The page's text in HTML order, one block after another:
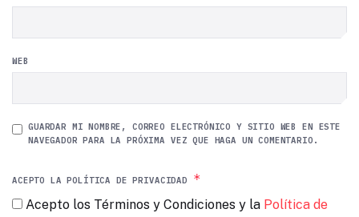
WEB
GUARDAR MI NOMBRE, CORREO ELECTRÓNICO Y SITIO WEB EN ESTE
NAVEGADOR PARA LA PRÓXIMA VEZ QUE HAGA UN COMENTARIO.
ACEPTO LA POLÍTICA DE PRIVACIDAD *
Acepto los Términos y Condiciones y la Política de